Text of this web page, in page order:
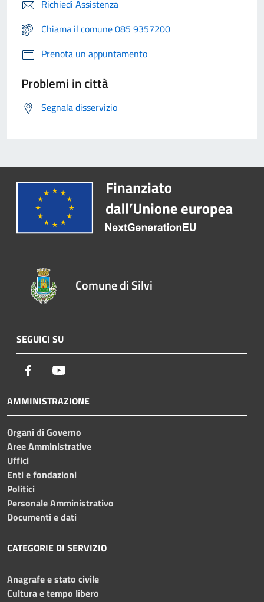
Richiedi Assistenza
Chiama il comune 085 9357200
Prenota un appuntamento
Problemi in città
Segnala disservizio
Comune di Silvi
SEGUICI SU
Facebook
AMMINISTRAZIONE
Organi di Governo
Aree Amministrative
Uffici
Enti e fondazioni
Politici
Personale Amministrativo
Documenti e dati
CATEGORIE DI SERVIZIO
Anagrafe e stato civile
Cultura e tempo libero